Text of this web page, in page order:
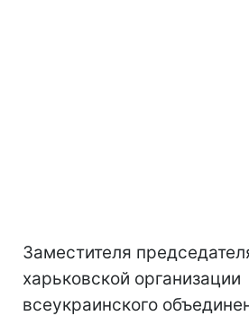
Заместителя
харьковской организации
всеукраинского